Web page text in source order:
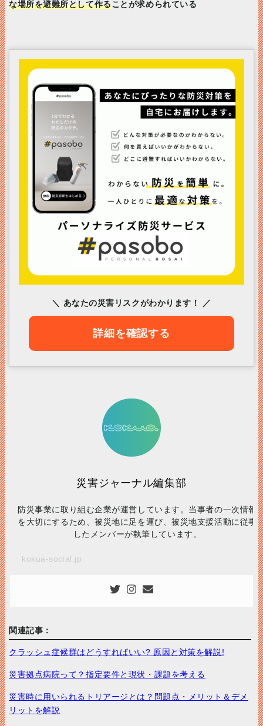
な場所を避難所として作ることが求められている
＼ あなたの災害リスクがわかります！ ／
詳細を確認する
災害ジャーナル編集部
防災事業に取り組む企業が運営しています。当事者の一次情報
を大切にするため、被災地に足を運び、被災地支援活動に従事
したメンバーが執筆しています。
kokua-social.jp
関連記事：
クラッシュ症候群はどうすればいい? 原因と対策を解説!
災害拠点病院って？指定要件と現状・課題を考える
災害時に用いられるトリアージとは？問題点・メリット＆デメ
リットを解説